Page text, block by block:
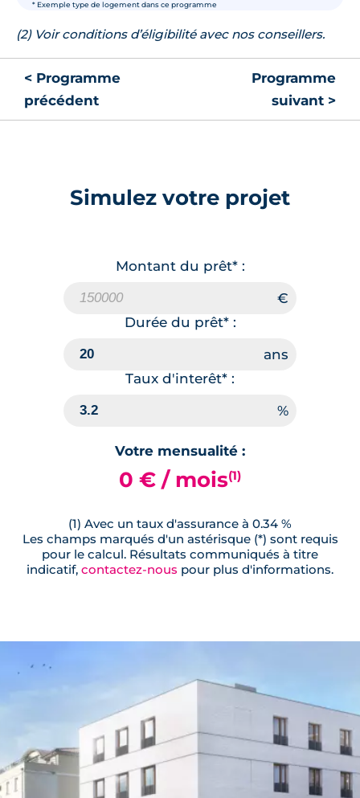
* Exemple type de logement dans ce programme
(2) Voir conditions d’éligibilité avec nos conseillers.
< Programme
précédent
Programme
suivant >
Simulez votre projet
Montant du prêt* :
Durée du prêt* :
Taux d'interêt* :
Votre mensualité :
0 € / mois(1)
(1) Avec un taux d'assurance à 0.34 %
Les champs marqués d'un astérisque (*) sont requis
pour le calcul. Résultats communiqués à titre
indicatif, contactez-nous pour plus d'informations.